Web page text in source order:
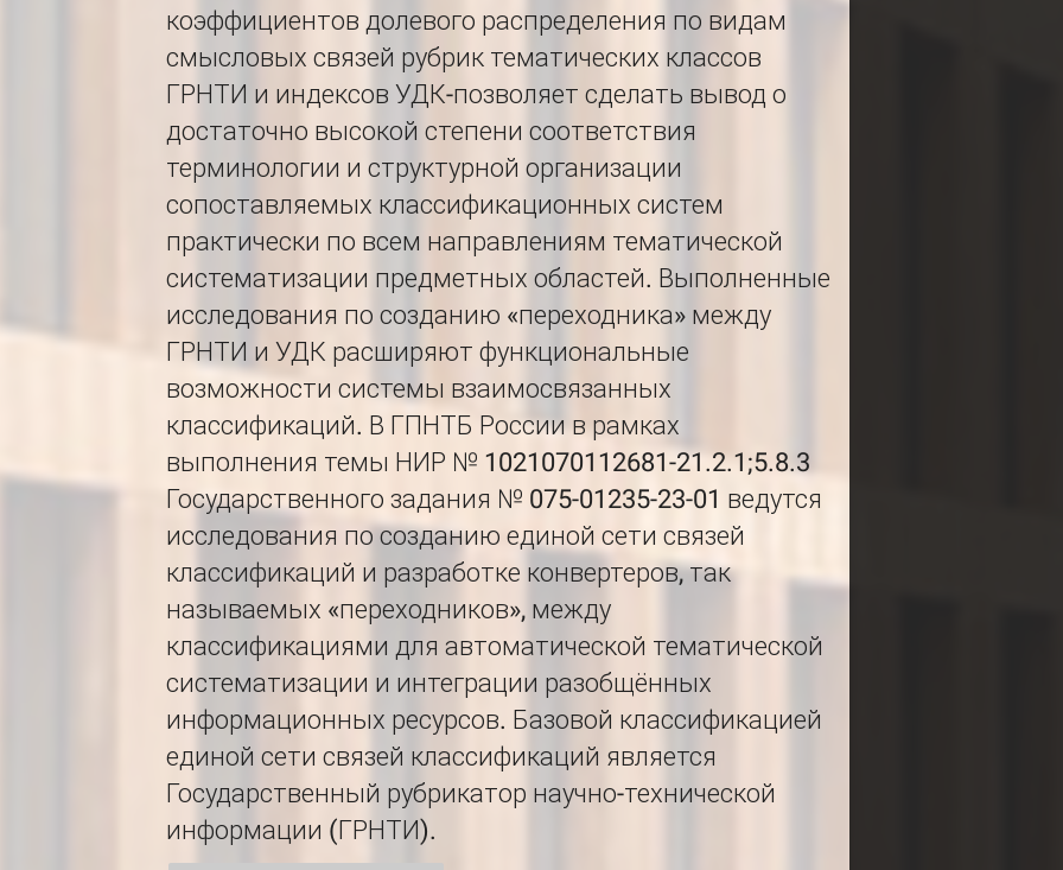
коэффициентов долевого распределения по видам
смысловых связей рубрик тематических классов
ГРНТИ и индексов УДК-позволяет сделать вывод о
достаточно высокой степени соответствия
терминологии и структурной организации
сопоставляемых классификационных систем
практически по всем направлениям тематической
систематизации предметных областей. Выполненные
исследования по созданию «переходника» между
ГРНТИ и УДК расширяют функциональные
возможности системы взаимосвязанных
классификаций. В ГПНТБ России в рамках
выполнения темы НИР № 1021070112681-21.2.1;5.8.3
Государственного задания № 075-01235-23-01 ведутся
исследования по созданию единой сети связей
классификаций и разработке конвертеров, так
называемых «переходников», между
классификациями для автоматической тематической
систематизации и интеграции разобщённых
информационных ресурсов. Базовой классификацией
единой сети связей классификаций является
Государственный рубрикатор научно-технической
информации (ГРНТИ).